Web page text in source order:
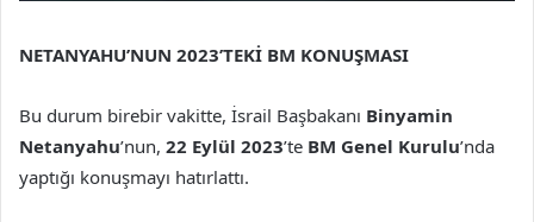
NETANYAHU’NUN 2023’TEKİ BM KONUŞMASI
Bu durum birebir vakitte, İsrail Başbakanı Binyamin
Netanyahu’nun, 22 Eylül 2023’te BM Genel Kurulu’nda
yaptığı konuşmayı hatırlattı.